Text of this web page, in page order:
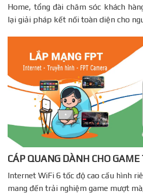
Home, tổng đài chăm sóc khách
lại giải pháp kết nối toàn diện cho
CÁP QUANG DÀNH CHO GAME
Internet WiFi 6 tốc độ cao cấu hình
mang đến trải nghiệm game mượt